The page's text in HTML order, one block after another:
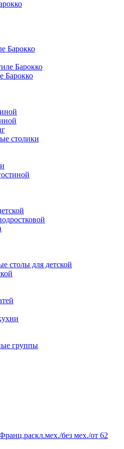
Барокко
Барокко
Барокко
столики
столы для детской
группы
без мех./от 62